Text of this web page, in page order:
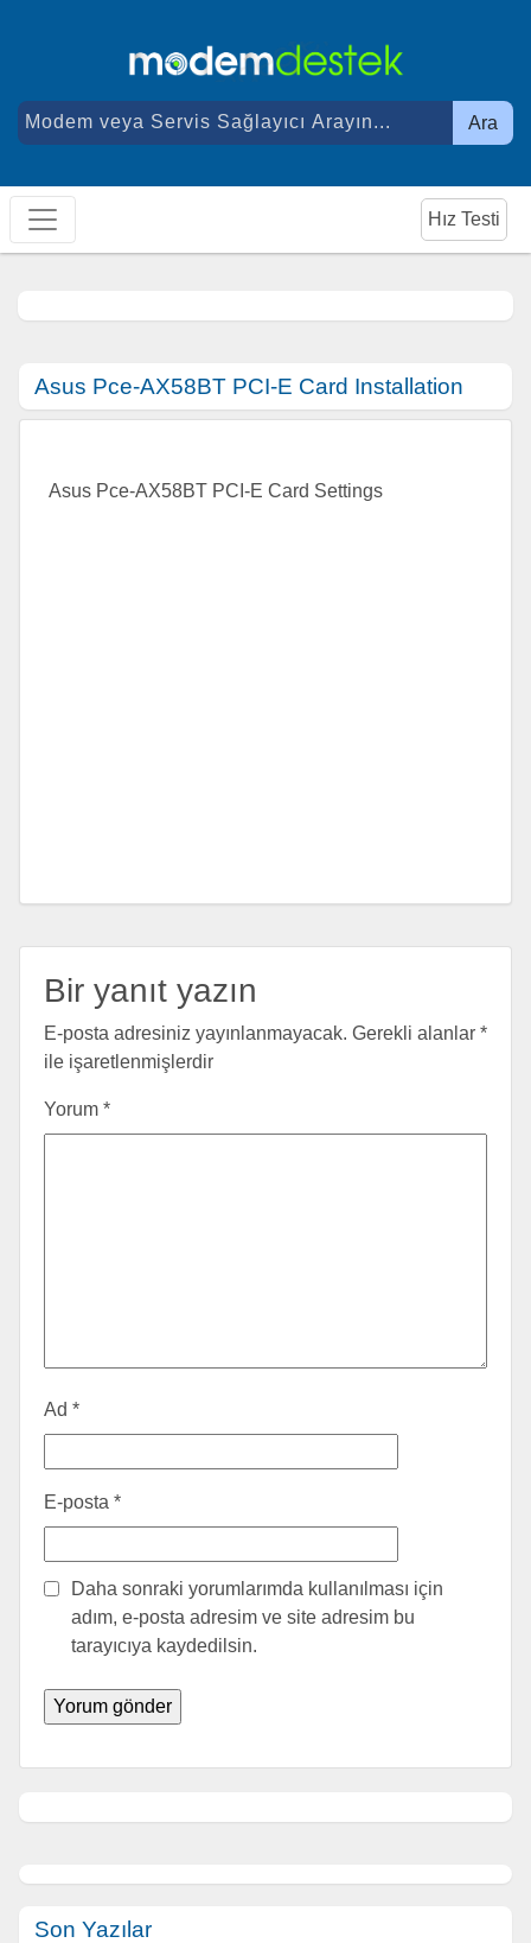
Ara
Hız Testi
Asus Pce-AX58BT PCI-E Card Installation
Asus Pce-AX58BT PCI-E Card Settings
Bir yanıt yazın
E-posta adresiniz yayınlanmayacak. Gerekli alanlar *
ile işaretlenmişlerdir
Yorum *
Ad *
E-posta *
Daha sonraki yorumlarımda kullanılması için
adım, e-posta adresim ve site adresim bu
tarayıcıya kaydedilsin.
Son Yazılar